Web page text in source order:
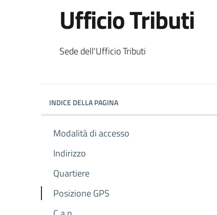
Ufficio Tributi
Dettagli del luogo
Sede dell'Ufficio Tributi
INDICE DELLA PAGINA
Modalità di accesso
Indirizzo
Quartiere
Posizione GPS